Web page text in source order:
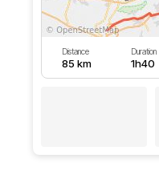
Distance
85 km
Duration
1h40